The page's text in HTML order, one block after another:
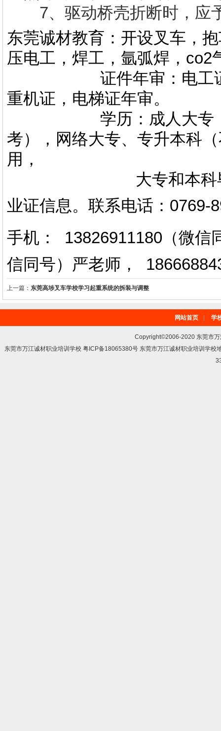
7、驱动桥壳折断时，应
东莞诚材教育：开设叉车，
压电工，焊工，氩弧焊，co2
证件年审：电工证，
重机证，电梯证年审。
学历：成人大专，专
考），网络大专、专升本科
用，
大专和本科毕业证
业证信息。 联系电话 ： 0769-
手机： 13826911180（微信
信同号）严老师 ，
上一篇： 东莞高埗叉车学校学习起重系统的拆装与调整
网站首页 学
Copyright©2006-2020 东莞市
东莞市万江诚材职业培训学校 粤ICP备18065380号 东莞市万江诚材职业培训学